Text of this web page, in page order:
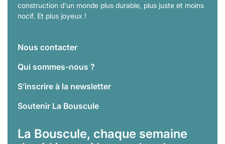
construction d'un monde plus durable, plus juste et moins
nocif. Et plus joyeux !
Nous contacter
Qui sommes-nous ?
S’inscrire à la newsletter
Soutenir La Bouscule
La Bouscule, chaque semaine